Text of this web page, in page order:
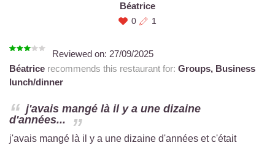
Béatrice
0 1
Reviewed on: 27/09/2025
Béatrice recommends this restaurant for: Groups, Business
lunch/dinner
j'avais mangé là il y a une dizaine
d'années...
j'avais mangé là il y a une dizaine d'années et c'était